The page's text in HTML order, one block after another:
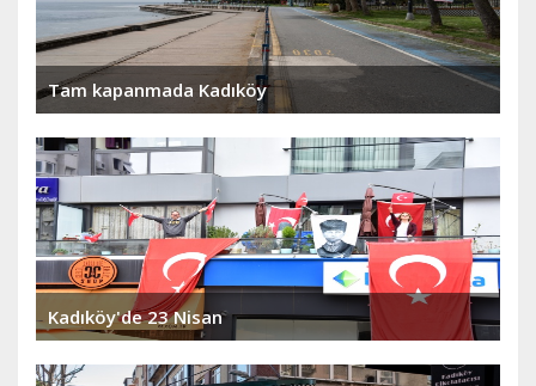
Tam kapanmada Kadıköy
Kadıköy'de 23 Nisan